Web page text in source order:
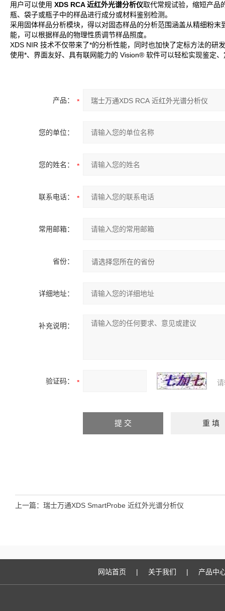
用户可以使用 XDS RCA 近红外光谱分析仪取代常规试验，缩短产品
瓶、袋子或瓶子中的样品进行成分或材料鉴别检测。
采用固体样品分析模块，得以对固态样品的分析范围涵盖从精细粉
能，可以根据样品的物理性质调节样品照度。
XDS NIR 技术不仅带来了*的分析性能，同时也加快了定标方法的研
使用*、界面友好、具有联网能力的 Vision® 软件可以轻松实现鉴定
产品：
您的单位：
您的姓名：
联系电话：
常用邮箱：
省份：
详细地址：
补充说明：
验证码：
上一篇： 瑞士万通XDS SmartProbe 近红外光谱分析仪
网站首页 | 关于我们 | 产品中